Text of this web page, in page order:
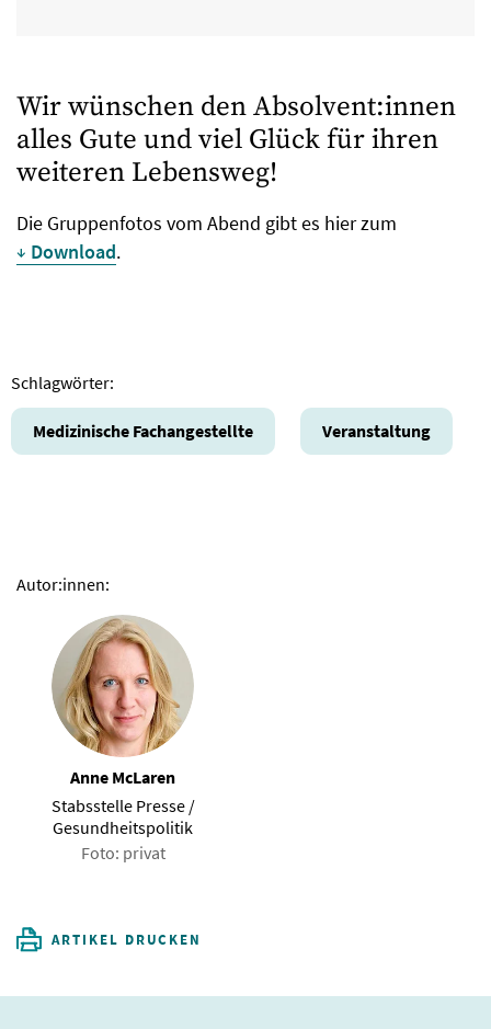
Wir wünschen den Absolvent:innen
alles Gute und viel Glück für ihren
weiteren Lebensweg!
Die Gruppenfotos vom Abend gibt es hier zum
Download.
Schlagwörter:
Medizinische Fachangestellte Veranstaltung
Autor:innen:
Anne McLaren
Stabsstelle Presse /
Gesundheitspolitik
Foto: privat
ARTIKEL DRUCKEN